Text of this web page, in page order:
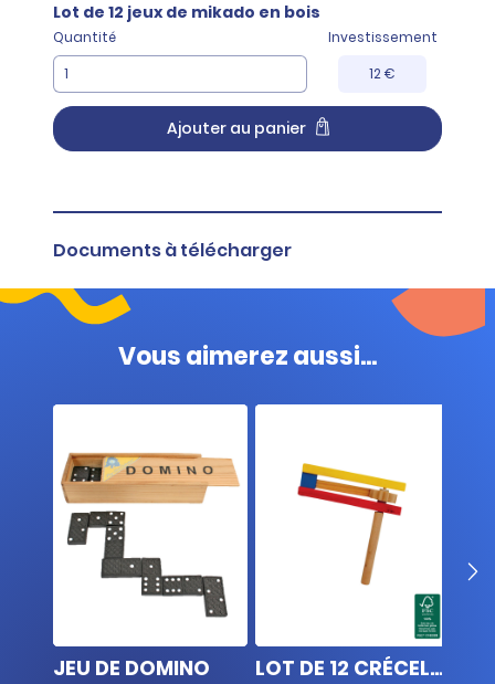
Lot de 12 jeux de mikado en bois
Quantité
Investissement
12 €
Ajouter au panier
Documents à télécharger
Fiche produit
Vous aimerez aussi...
JEU DE DOMINO LOT DE 12 CRÉCELLES EN BOIS